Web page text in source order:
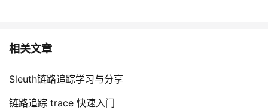
相关文章
Sleuth链路追踪学习与分享
链路追踪 trace 快速入门